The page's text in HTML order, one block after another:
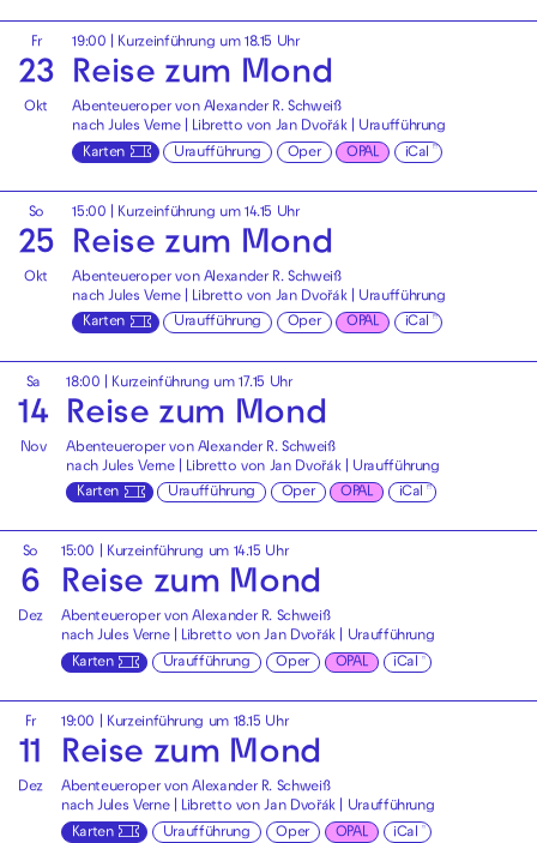
Fr
23
Okt
19:00 | Kurzeinführung um 18.15 Uhr
Reise zum Mond
Abenteueroper von Alexander R. Schweiß
nach Jules Verne | Libretto von Jan Dvořák | Uraufführung
Karten
Uraufführung Oper OPAL iCal
So
25
Okt
15:00 | Kurzeinführung um 14.15 Uhr
Reise zum Mond
Abenteueroper von Alexander R. Schweiß
nach Jules Verne | Libretto von Jan Dvořák | Uraufführung
Karten
Uraufführung Oper OPAL iCal
Sa
14
Nov
18:00 | Kurzeinführung um 17.15 Uhr
Reise zum Mond
Abenteueroper von Alexander R. Schweiß
nach Jules Verne | Libretto von Jan Dvořák | Uraufführung
Karten
Uraufführung Oper OPAL iCal
So
6
Dez
15:00 | Kurzeinführung um 14.15 Uhr
Reise zum Mond
Abenteueroper von Alexander R. Schweiß
nach Jules Verne | Libretto von Jan Dvořák | Uraufführung
Karten
Uraufführung Oper OPAL iCal
Fr
11
Dez
19:00 | Kurzeinführung um 18.15 Uhr
Reise zum Mond
Abenteueroper von Alexander R. Schweiß
nach Jules Verne | Libretto von Jan Dvořák | Uraufführung
Karten
Uraufführung Oper OPAL iCal